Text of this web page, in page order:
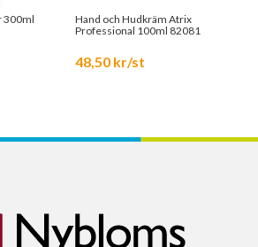
300ml
Hand och Hudkräm Atrix
Professional 100ml 82081
48,50 kr/st